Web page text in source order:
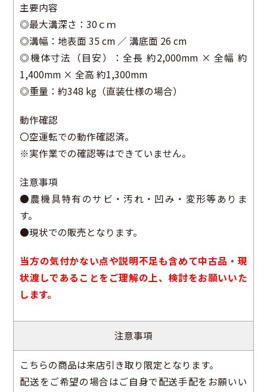
主要内容
◎最大溝深さ：30ｃｍ
◎溝幅：地表面 35 cm ／ 溝底面 26 cm
◎機体寸法（目安）：全長 約2,000mm × 全幅 約
1,400mm × 全高 約1,300mm
◎重量：約348 kg（直装仕様の場合）
動作確認
〇空運転での動作確認済。
※実作業での確認等はできていません。
注意事項
●農機具特有のサビ・汚れ・凹み・変形等ありま
す。
●現状での販売となります。
当方の気付かない点や説明不足も含めて中古品・現
状渡しであることをご理解の上、検討をお願いいた
します。
注意事項
こちらの商品は来店引き取り限定となります。
配送をご希望の場合はご自身で配送手配をお願いい